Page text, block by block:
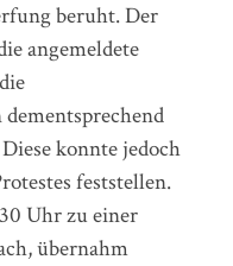
beruht. Der
angemeldete
konnte jedoch
feststellen.
Uhr zu einer
übernahm